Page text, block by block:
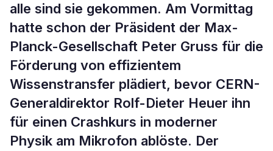
alle sind sie gekommen. Am Vormittag
hatte schon der Präsident der Max-
Planck-Gesellschaft Peter Gruss für die
Förderung von effizientem
Wissenstransfer plädiert, bevor CERN-
Generaldirektor Rolf-Dieter Heuer ihn
für einen Crashkurs in moderner
Physik am Mikrofon ablöste. Der